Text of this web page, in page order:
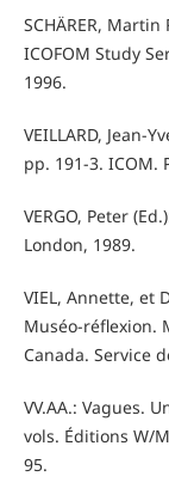
SCHÄRER,
ICOFOM Study
1996.
VEILLARD, Jean-
pp. 191-3. ICOM.
VERGO, Peter
London, 1989.
VIEL, Annette, et
Muséo-réflexion.
Canada. Service
VV.AA.: Vagues.
vols. Éditions W/
95.